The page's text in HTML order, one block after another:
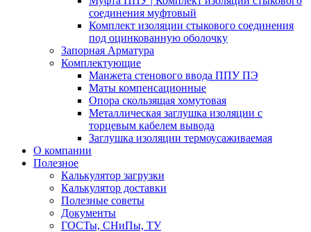
соединения муфтовый
Комплект изоляции стыкового соединения
под оцинкованную оболочку
Запорная Арматура
Комплектующие
Манжета стенового ввода ППУ ПЭ
Маты компенсационные
Опора скользящая хомутовая
Металлическая заглушка изоляции с
торцевым кабелем вывода
Заглушка изоляции термоусаживаемая
О компании
Полезное
Калькулятор загрузки
Калькулятор доставки
Полезные советы
Документы
ГОСТы, СНиПы, ТУ